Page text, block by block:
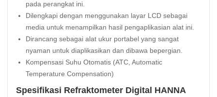
pada perangkat ini.
Dilengkapi dengan menggunakan layar LCD sebagai
media untuk menampilkan hasil pengaplikasian alat ini.
Dirancang sebagai alat ukur portabel yang sangat
nyaman untuk diaplikasikan dan dibawa bepergian.
Kompensasi Suhu Otomatis (ATC, Automatic
Temperature Compensation)
Spesifikasi Refraktometer Digital HANNA